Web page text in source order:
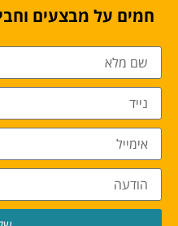
חמים על מבצעים